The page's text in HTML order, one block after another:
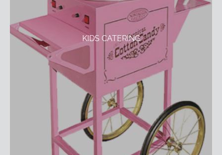
KIDS CATERING